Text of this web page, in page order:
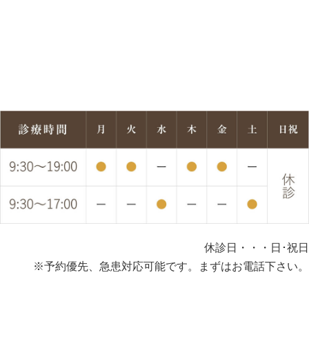
休診日・・・日･祝日
※予約優先、急患対応可能です。まずはお電話下さい。